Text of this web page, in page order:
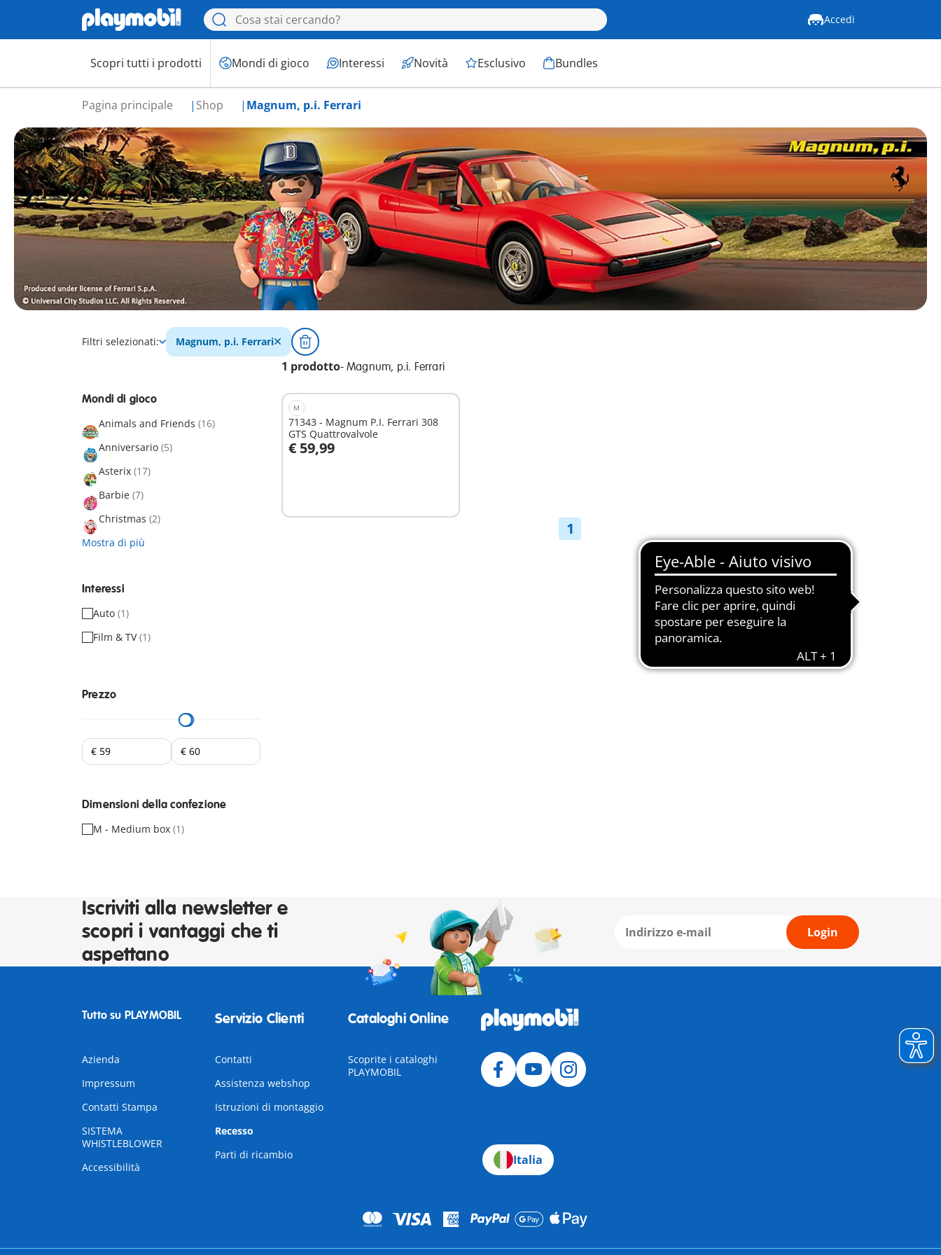
Accedi
Scopri tutti i prodotti Mondi di gioco Interessi Novità Esclusivo Bundles
Pagina principale Shop Magnum, p.i. Ferrari
Filtri selezionati: Magnum, p.i. Ferrari
1 prodotto- Magnum, p.i. Ferrari
Mondi di gioco
Animals and Friends (16)
Anniversario (5)
Asterix (17)
Barbie (7)
Christmas (2)
Mostra di più
Interessi
Auto (1)
Film & TV(1)
Prezzo
Dimensioni della confezione
M - Medium box (1)
M
71343 - Magnum P.I. Ferrari 308
GTS Quattrovalvole
€ 59,99
Aggiungi al carrello
1
Iscriviti alla newsletter e
scopri i vantaggi che ti
aspettano
Login
Tutto su PLAYMOBIL
Azienda
Impressum
Contatti Stampa
SISTEMA
WHISTLEBLOWER
Accessibilità
Servizio Clienti
Contatti
Assistenza webshop
Istruzioni di montaggio
Recesso
Parti di ricambio
Cataloghi Online
Scoprite i cataloghi
PLAYMOBIL
Italia